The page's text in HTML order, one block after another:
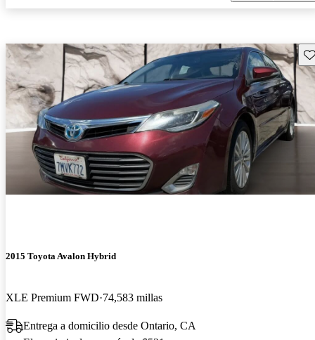
2015 Toyota Avalon Hybrid
XLE Premium FWD 74,583 millas
Entrega a domicilio desde Ontario, CA